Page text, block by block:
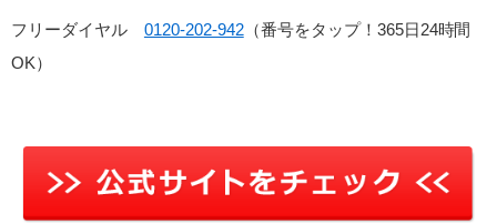
フリーダイヤル 0120-202-942（番号をタップ！365日24時間
OK）